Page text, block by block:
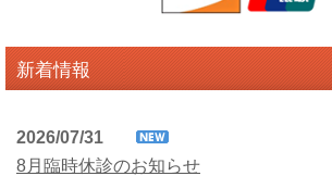
新着情報
2026/07/31
8月臨時休診のお知らせ